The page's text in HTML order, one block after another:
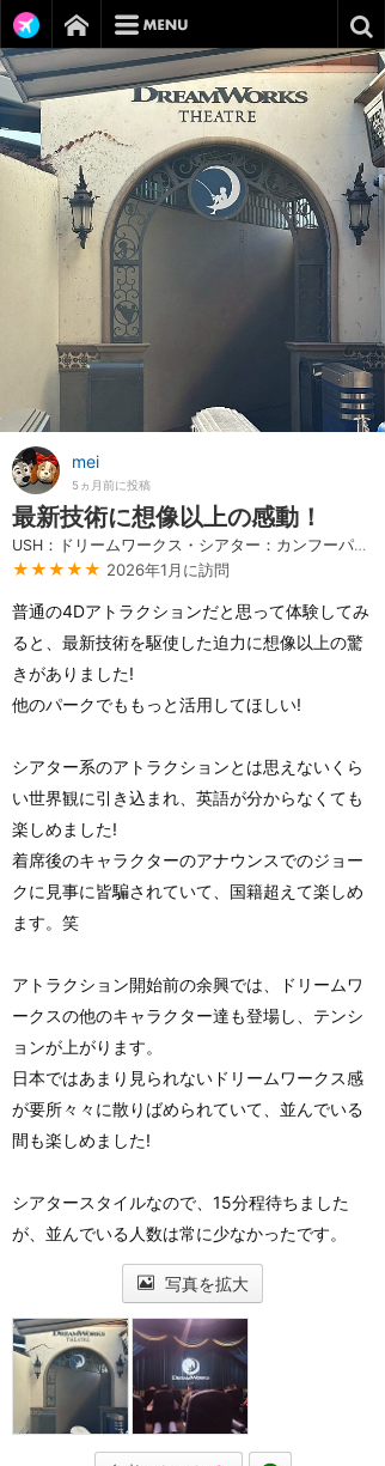
mei
5ヵ月前に投稿
最新技術に想像以上の感動！
USH：ドリームワークス・シアター：カンフーパンダ
★★★★★ 2026年1月に訪問
普通の4Dアトラクションだと思って体験してみ
ると、最新技術を駆使した迫力に想像以上の驚
きがありました!
他のパークでももっと活用してほしい!
シアター系のアトラクションとは思えないくら
い世界観に引き込まれ、英語が分からなくても
楽しめました!
着席後のキャラクターのアナウンスでのジョー
クに見事に皆騙されていて、国籍超えて楽しめ
ます。笑
アトラクション開始前の余興では、ドリームワ
ークスの他のキャラクター達も登場し、テンシ
ョンが上がります。
日本ではあまり見られないドリームワークス感
が要所々々に散りばめられていて、並んでいる
間も楽しめました!
シアタースタイルなので、15分程待ちました
が、並んでいる人数は常に少なかったです。
写真を拡大